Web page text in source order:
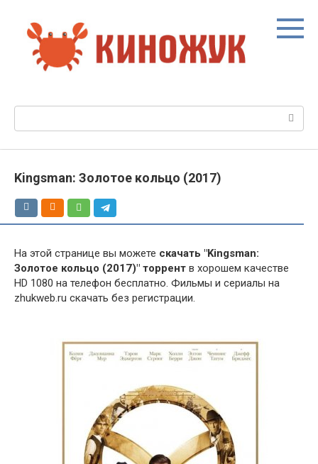
контенту
Kingsman: Золотое кольцо (2017)
На этой странице вы можете скачать "Kingsman:
Золотое кольцо (2017)" торрент в хорошем качестве
HD 1080 на телефон бесплатно. Фильмы и сериалы на
zhukweb.ru скачать без регистрации.